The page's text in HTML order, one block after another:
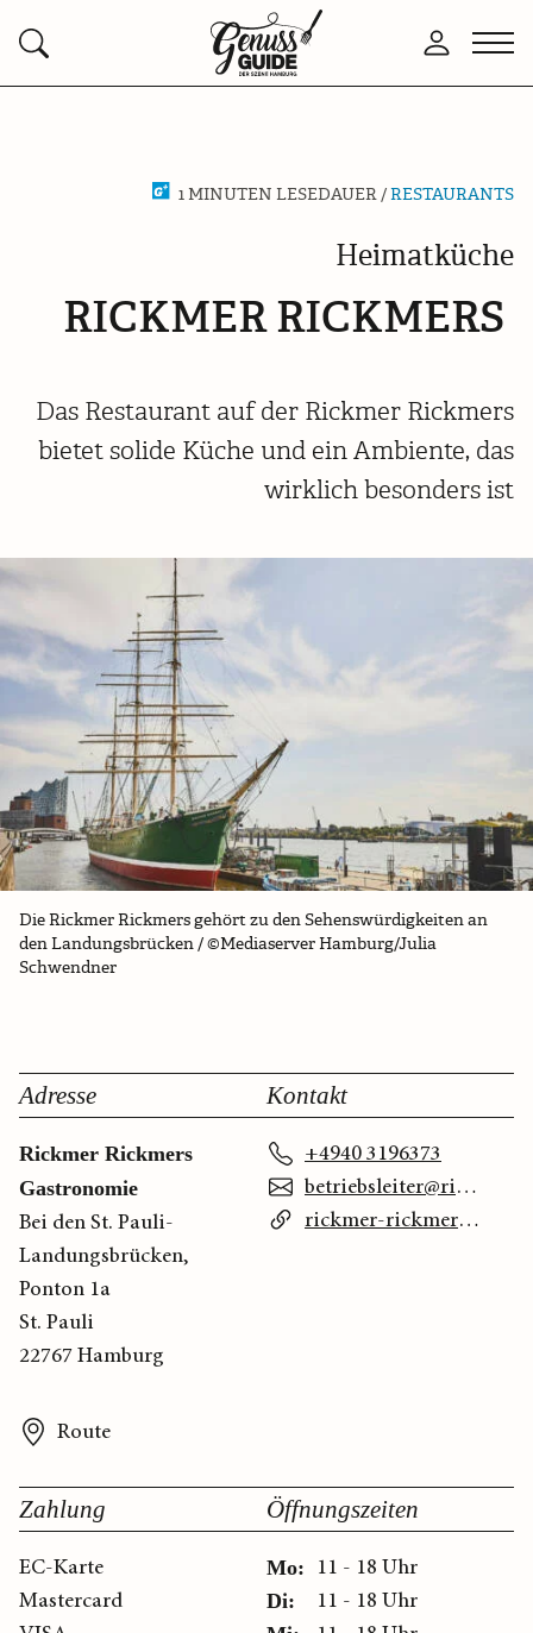
Suchen
Zurück
zur
Anmelden
1 MINUTEN LESEDAUER /RESTAURANTS
Heimatküche
RICKMER RICKMERS
Das Restaurant auf der Rickmer Rickmers
bietet solide Küche und ein Ambiente, das
wirklich besonders ist
Die Rickmer Rickmers gehört zu den Sehenswürdigkeiten an
den Landungsbrücken / ©Mediaserver Hamburg/Julia
Schwendner
Adresse
Rickmer Rickmers
Gastronomie
Bei den St. Pauli-
Landungsbrücken,
Ponton 1a
St. Pauli
22767 Hamburg
Route
Kontakt
+4940 3196373
betriebsleiter@rickmer-rickmers-gastronomie.de
rickmer-rickmers-gastronomie.de
Zahlung
EC-Karte
Mastercard
Öffnungszeiten
Mo: 11 - 18 Uhr
Di: 11 - 18 Uhr